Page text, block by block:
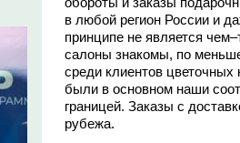
в любой регион России и
принципе не является
салоны знакомы, по
среди клиентов
были в основном наши
границей. Заказы с
рубежа.